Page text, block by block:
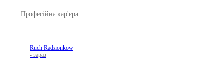
Професійна кар'єра
Ruch Radzionkow
- зараз